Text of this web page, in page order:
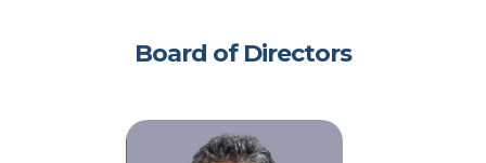
Board of Directors